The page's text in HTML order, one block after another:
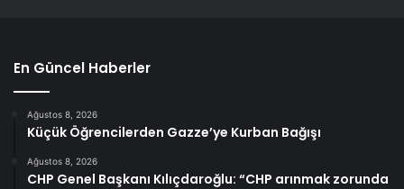
En Güncel Haberler
Ağustos 8, 2026
Küçük Öğrencilerden Gazze’ye Kurban Bağışı
Ağustos 8, 2026
CHP Genel Başkanı Kılıçdaroğlu: “CHP arınmak zorunda